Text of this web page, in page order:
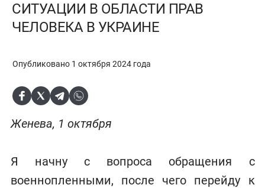
СИТУАЦИИ В ОБЛАСТИ ПРАВ
ЧЕЛОВЕКА В УКРАИНЕ
Опубликовано 1 октября 2024 года
Женева, 1 октября
Я начну с вопроса обращения с
военнопленными, после чего перейду к